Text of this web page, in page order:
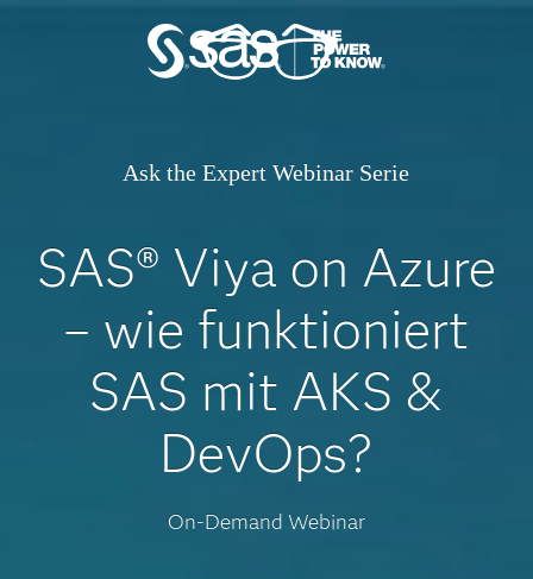
Ask the Expert Webinar Serie
SAS® Viya on Azure
– wie funktioniert
SAS mit AKS &
DevOps?
On-Demand Webinar